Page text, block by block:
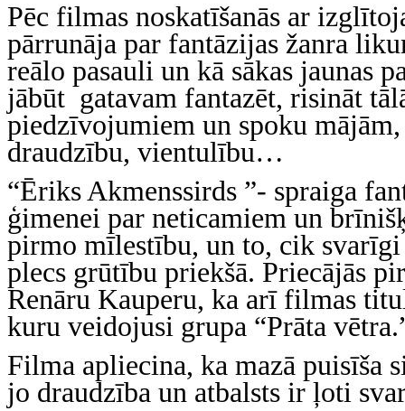
Pēc filmas noskatīšanās ar
pārrunāja par fantāzijas žanra
reālo pasauli un kā sākas jaunas
jābūt gatavam fantazēt, risināt
piedzīvojumiem un spoku
draudzību, vientulību…
“Ēriks Akmenssirds ”- spraiga
ģimenei par neticamiem un
pirmo mīlestību, un to, cik
plecs grūtību priekšā. Priecājās
Renāru Kauperu, ka arī filmas
kuru veidojusi grupa “Prāta
Filma apliecina, ka mazā puisīša
jo draudzība un atbalsts ir ļoti